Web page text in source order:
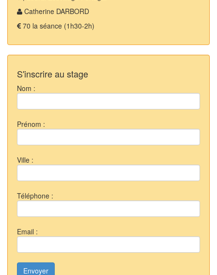
Catherine DARBORD
70 la séance (1h30-2h)
S'inscrire au stage
Nom :
Prénom :
Ville :
Téléphone :
Email :
Envoyer